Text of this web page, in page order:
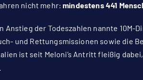
nicht mehr:mindestens 441
Anstieg der Todeszahlen nannte 10M-
und Rettungsmissionen sowie die
ist seit Meloni’s Antritt fleißig